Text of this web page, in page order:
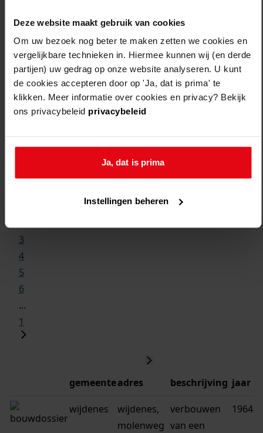
Deze website maakt gebruik van cookies
Om uw bezoek nog beter te maken zetten we cookies en
vergelijkbare technieken in. Hiermee kunnen wij (en derde
partijen) uw gedrag op onze website analyseren. U kunt
de cookies accepteren door op 'Ja, dat is prima' te
klikken. Meer informatie over cookies en privacy? Bekijk
ons privacybeleid privacybeleid
Ja, dat is prima
Instellingen beheren
3
4
5
6
...
1
gemeenteadres beschrijving jaar
wijdenes
wijdenes,
molenweg
verbouwen
van een
1964